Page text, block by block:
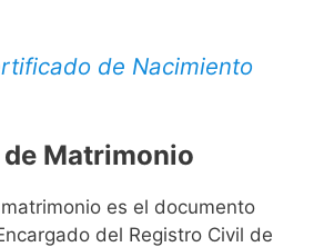
de Nacimiento
Matrimonio
es el documento
del Registro Civil de